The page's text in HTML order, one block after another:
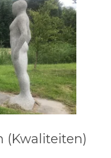
(Kwaliteiten)